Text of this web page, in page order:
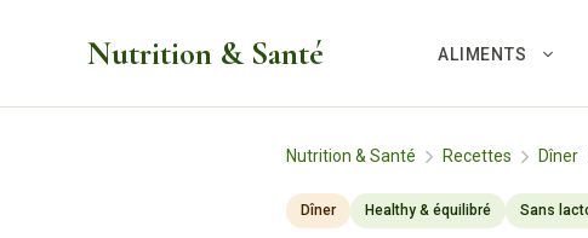
Nutrition & Santé ALIMENTS
Nutrition & Santé Recettes Dîner
Dîner Healthy & équilibré Sans